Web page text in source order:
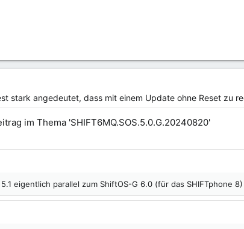
stark angedeutet, dass mit einem Update ohne Reset zu
im Thema 'SHIFT6MQ.SOS.5.0.G.20240820'
eigentlich parallel zum ShiftOS-G 6.0 (für das SHIFTphone